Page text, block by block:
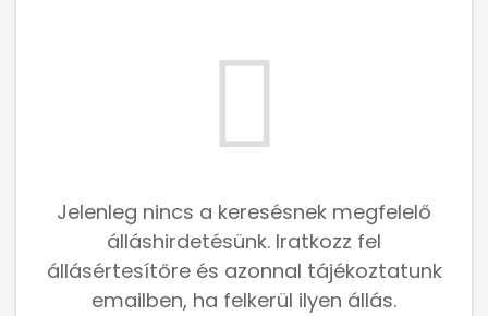
Jelenleg nincs a keresésnek megfelelő
álláshirdetésünk. Iratkozz fel
állásértesítőre és azonnal tájékoztatunk
emailben, ha felkerül ilyen állás.